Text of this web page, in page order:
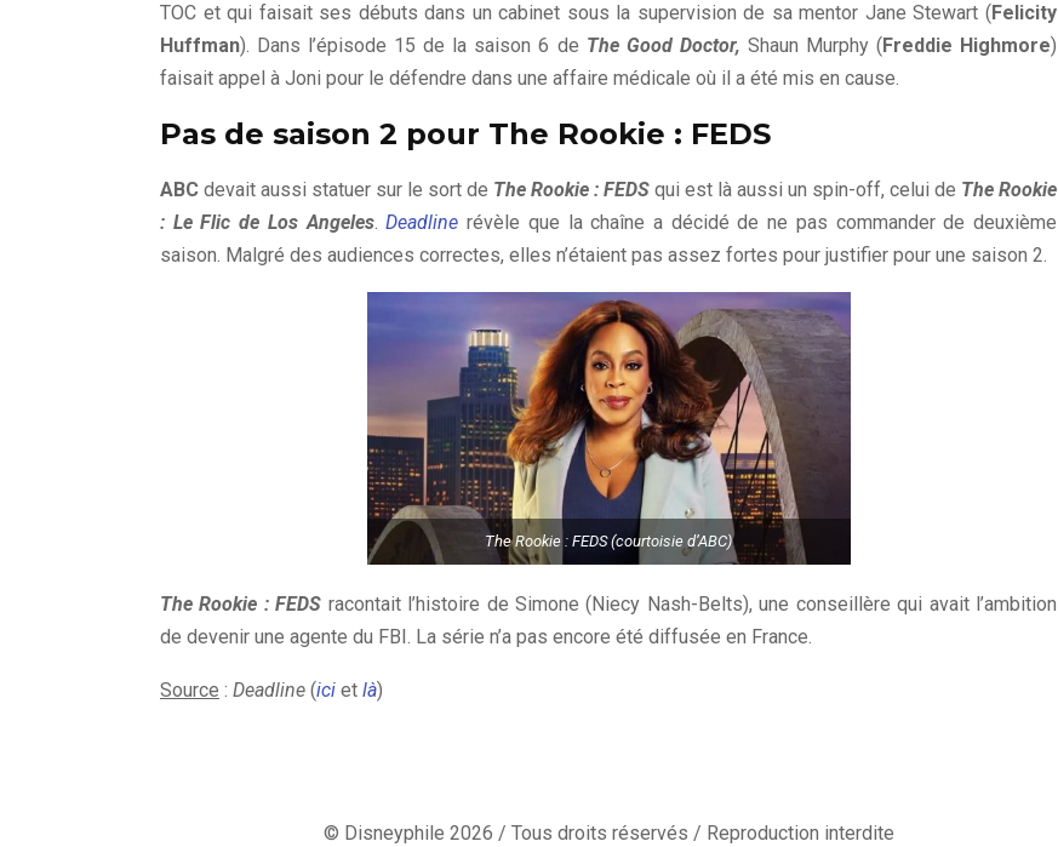
TOC et qui faisait ses débuts dans un cabinet sous la supervision de sa mentor Jane Stewart ( Felicity
Huffman). Dans l’épisode 15 de la saison 6 de The Good Doctor, Shaun Murphy ( Freddie Highmore)
faisait appel à Joni pour le défendre dans une affaire médicale où il a été mis en cause.
Pas de saison 2 pour The Rookie : FEDS
ABC devait aussi statuer sur le sort de The Rookie : FEDS qui est là aussi un spin-off, celui de The Rookie
: Le Flic de Los Angeles.Deadline révèle que la chaîne a décidé de ne pas commander de deuxième
saison. Malgré des audiences correctes, elles n’étaient pas assez fortes pour justifier pour une saison 2.
The Rookie : FEDS (courtoisie d’ABC)
The Rookie : FEDS racontait l’histoire de Simone (Niecy Nash-Belts), une conseillère qui avait l’ambition
de devenir une agente du FBI. La série n’a pas encore été diffusée en France.
Source : Deadline (ici et là)
© Disneyphile 2026 / Tous droits réservés / Reproduction interdite